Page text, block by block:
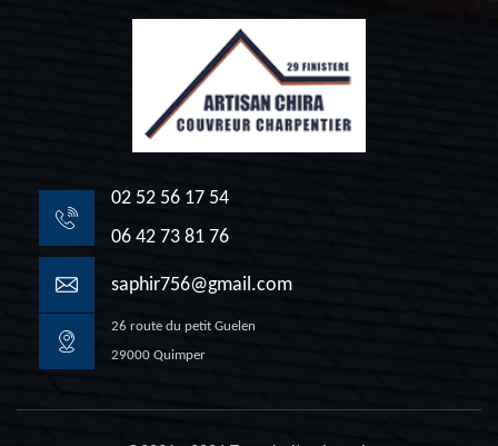
02 52 56 17 54
06 42 73 81 76
saphir756@gmail.com
26 route du petit Guelen
29000 Quimper